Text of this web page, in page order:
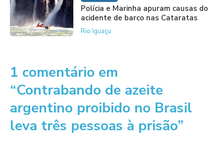
Polícia e Marinha apuram causas do
acidente de barco nas Cataratas
Rio Iguaçu
1 comentário em
“Contrabando de azeite
argentino proibido no Brasil
leva três pessoas à prisão”